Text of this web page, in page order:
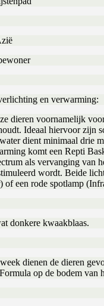
en verwarming:
dieren voornamelijk
Ideaal hiervoor zijn
dient minimaal drie
komt een Repti
als vervanging van
wordt. Beide
of een rode spotlamp
donkere kwaakblaas.
dienen de dieren
op de bodem van